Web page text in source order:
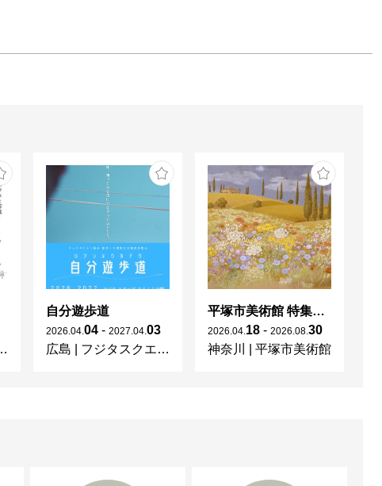
自分遊歩道
2026 04 04 - 2027 04 03
広島
フジタスクエアまるくる大野
平塚市美術館 特集展 花の表現、その多様性／特別展示 新収蔵品展
2026 04 18 - 2026 08 30
神奈川
平塚市美術館